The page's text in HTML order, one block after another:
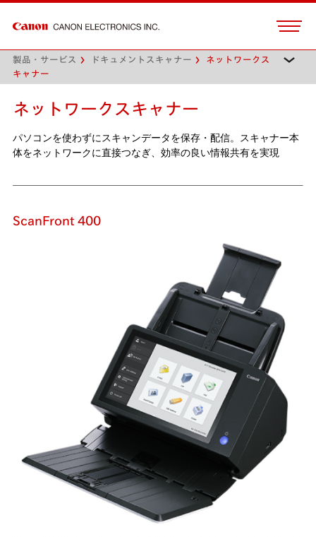
製品・サービス ドキュメントスキャナー
ネットワークス
キャナー
ネットワークスキャナー
パソコンを使わずにスキャンデータを保存・配信。スキャナー本
体をネットワークに直接つなぎ、効率の良い情報共有を実現
ScanFront 400